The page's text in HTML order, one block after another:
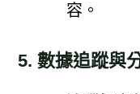
容。
5. 數據追蹤與